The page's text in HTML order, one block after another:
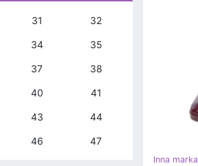
Inna marka
31 32
34 35
37 38
40 41
43 44
46 47